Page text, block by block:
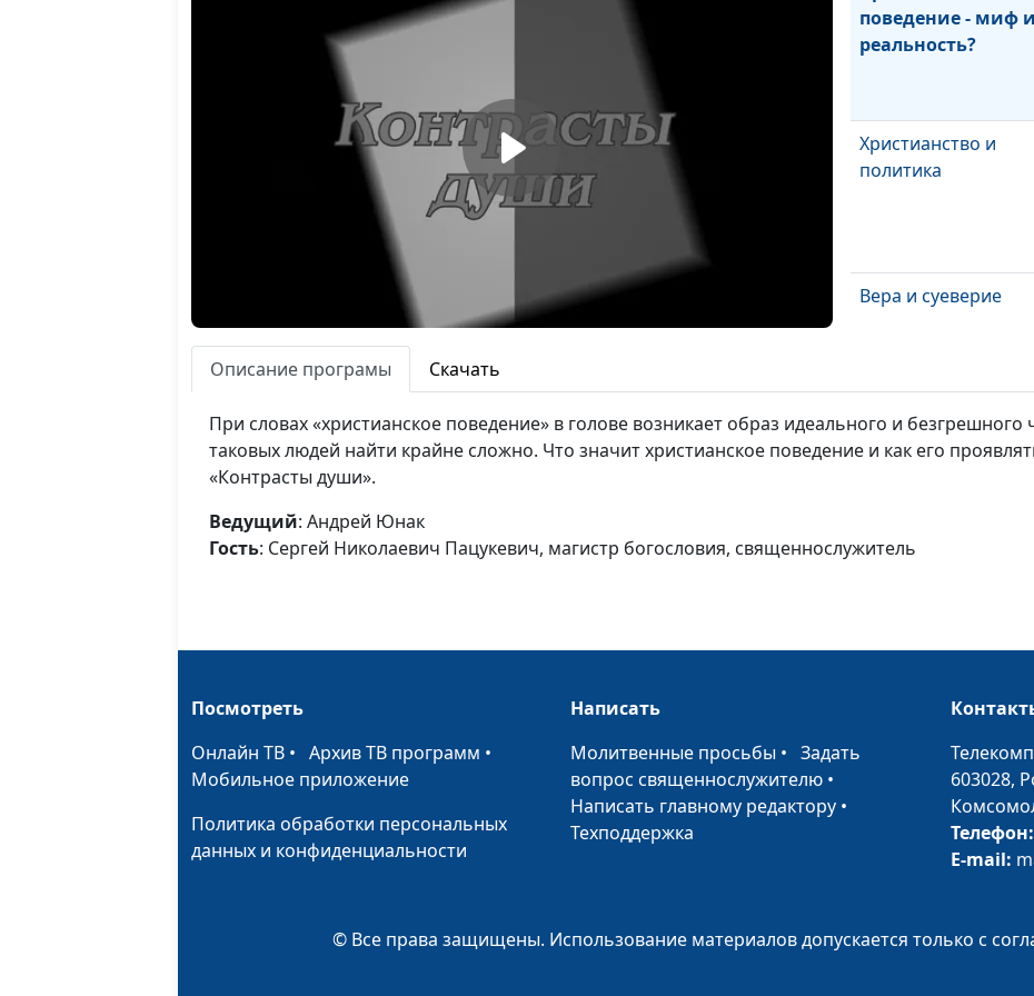
поведение - миф
реальность?
Христианство и
политика
Вера и суеверие
Ложь во спасение
Пост
Описание програмы Скачать
При словах «христианское поведение» в голове возникает образ идеального и
таковых людей найти крайне сложно. Что значит христианское поведение и как его
«Контрасты души».
Ведущий: Андрей Юнак
Гость: Сергей Николаевич Пацукевич, магистр богословия, священнослужитель
Посмотреть
Онлайн ТВ • Архив ТВ программ •
Мобильное приложение
Политика обработки персональных
данных и конфиденциальности
Написать
Молитвенные просьбы •Задать
вопрос священнослужителю •
Написать главному редактору •
Техподдержка
603028,
Телефон:
E-mail:
© Все права защищены. Использование материалов допускается только с